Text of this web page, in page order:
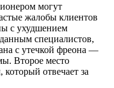
могут
жалобы клиентов
с ухудшением
специалистов,
с утечкой фреона —
Второе место
отвечает за